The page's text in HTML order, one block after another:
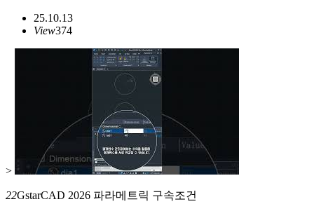
25.10.13
View374
>
22GstarCAD 2026 파라메트릭 구속조건